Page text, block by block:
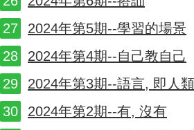
2024年第5期--學習的場景
2024年第4期--自己教自己
2024年第3期--語言, 即人
2024年第2期--有, 沒有